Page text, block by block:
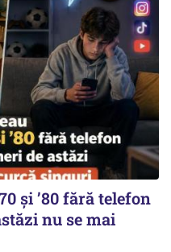
și ’80 fără telefon
nu se mai